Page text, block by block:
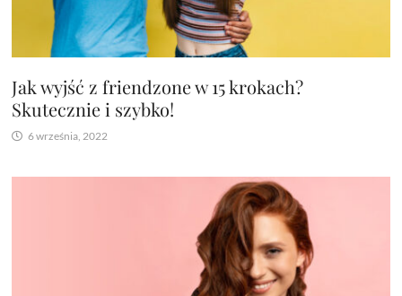
Jak wyjść z friendzone w 15 krokach?
Skutecznie i szybko!
6 września, 2022